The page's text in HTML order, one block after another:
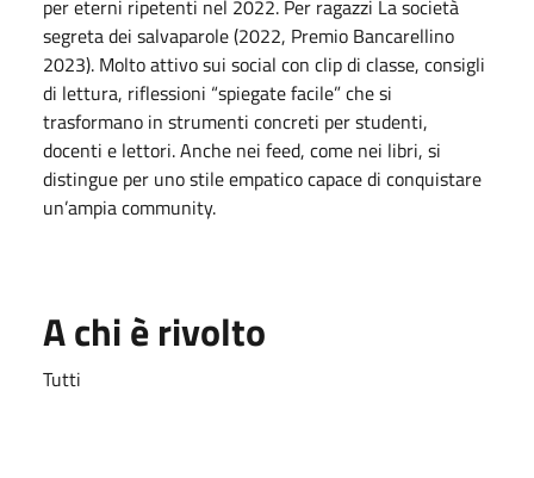
per eterni ripetenti nel 2022. Per ragazzi La società
segreta dei salvaparole (2022, Premio Bancarellino
2023). Molto attivo sui social con clip di classe, consigli
di lettura, riflessioni “spiegate facile” che si
trasformano in strumenti concreti per studenti,
docenti e lettori. Anche nei feed, come nei libri, si
distingue per uno stile empatico capace di conquistare
un’ampia community.
A chi è rivolto
Tutti